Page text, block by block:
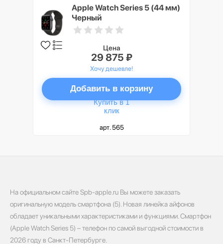
Apple Watch Series 5 (44 мм)
Черный
Цена
29 875 ₽
Хочу дешевле!
Добавить в корзину
Купить в 1
клик
арт. 565
На официальном сайте Spb-apple.ru Вы можете заказать
оригинальную модель смартфона (5). Новая линейка айфонов
обладает уникальными характеристиками и функциями. Смартфон
(Apple Watch Series 5) – телефон по самой выгодной стоимости в
2026 году в Санкт-Петербурге.